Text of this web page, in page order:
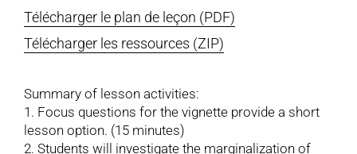
Télécharger le plan de leçon (PDF)
Télécharger les ressources (ZIP)
Summary of lesson activities:
1. Focus questions for the vignette provide a short
lesson option. (15 minutes)
2. Students will investigate the marginalization of